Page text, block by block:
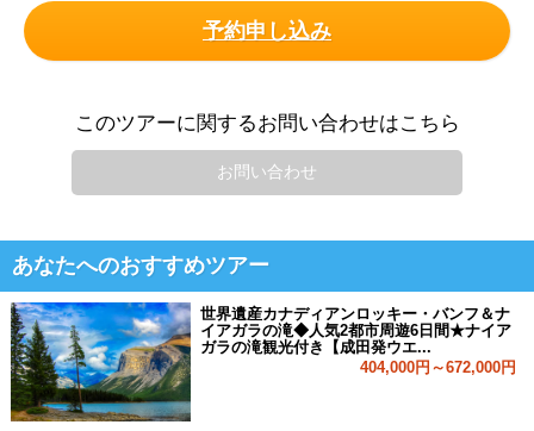
予約申し込み
このツアーに関するお問い合わせはこちら
お問い合わせ
あなたへのおすすめツアー
世界遺産カナディアンロッキー・バンフ＆ナ
イアガラの滝◆人気2都市周遊6日間★ナイア
ガラの滝観光付き【成田発ウエ...
404,000円～672,000円